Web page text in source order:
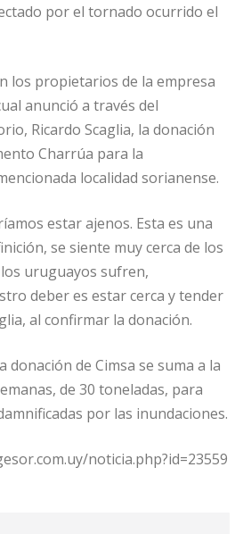
por el tornado ocurrido el
los propietarios de la empresa
anunció a través del
Ricardo Scaglia, la donación
Charrúa para la
localidad sorianense.
estar ajenos. Esta es una
se siente muy cerca de los
uruguayos sufren,
deber es estar cerca y tender
al confirmar la donación.
donación de Cimsa se suma a la
de 30 toneladas, para
por las inundaciones.
noticia.php?id=23559